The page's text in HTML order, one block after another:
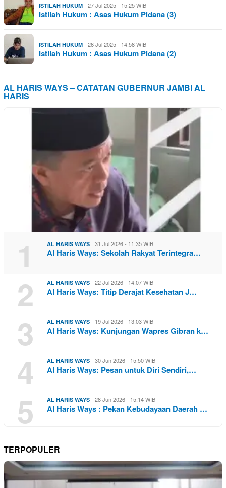
ISTILAH HUKUM 27 Jul 2025 - 15:25 WIB
Istilah Hukum : Asas Hukum Pidana (3)
ISTILAH HUKUM 26 Jul 2025 - 14:58 WIB
Istilah Hukum : Asas Hukum Pidana (2)
AL HARIS WAYS – CATATAN GUBERNUR JAMBI AL
HARIS
1 AL HARIS WAYS 31 Jul 2026 - 11:35 WIB
Al Haris Ways: Sekolah Rakyat Terintegra…
2 AL HARIS WAYS 22 Jul 2026 - 14:07 WIB
Al Haris Ways: Titip Derajat Kesehatan J…
3 AL HARIS WAYS 19 Jul 2026 - 13:03 WIB
Al Haris Ways: Kunjungan Wapres Gibran k…
4 AL HARIS WAYS 30 Jun 2026 - 15:50 WIB
Al Haris Ways: Pesan untuk Diri Sendiri,…
5 AL HARIS WAYS 28 Jun 2026 - 15:14 WIB
Al Haris Ways : Pekan Kebudayaan Daerah …
TERPOPULER